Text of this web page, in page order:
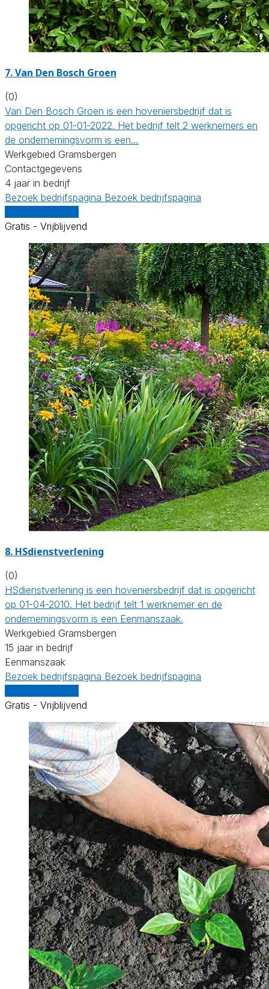
7.Van Den Bosch Groen
(0)
Van Den Bosch Groen is een hoveniersbedrijf dat is
opgericht op 01-01-2022. Het bedrijf telt 2 werknemers en
de ondernemingsvorm is een…
Werkgebied Gramsbergen
Contactgegevens
4 jaar in bedrijf
Bezoek bedrijfspagina Bezoek bedrijfspagina
Gratis - Vrijblijvend
8. HSdienstverlening
(0)
HSdienstverlening is een hoveniersbedrijf dat is opgericht
op 01-04-2010. Het bedrijf telt 1 werknemer en de
ondernemingsvorm is een Eenmanszaak.
Werkgebied Gramsbergen
15 jaar in bedrijf
Eenmanszaak
Bezoek bedrijfspagina Bezoek bedrijfspagina
Gratis - Vrijblijvend